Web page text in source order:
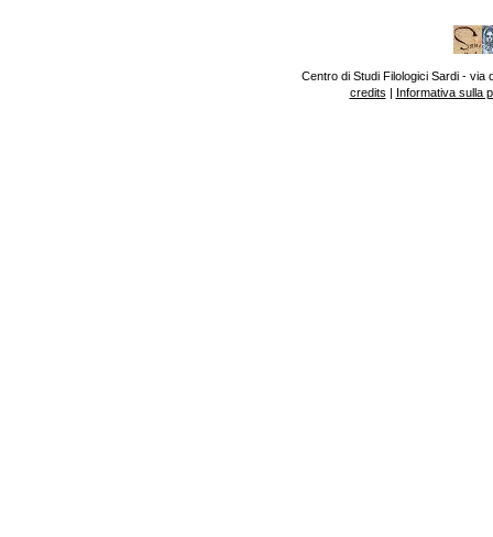
Centro di Studi Filologici Sardi - via
credits | Informativa sulla